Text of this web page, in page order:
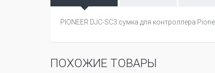
PIONEER DJC-SC3 сумка для контроллера
ПОХОЖИЕ ТОВАРЫ